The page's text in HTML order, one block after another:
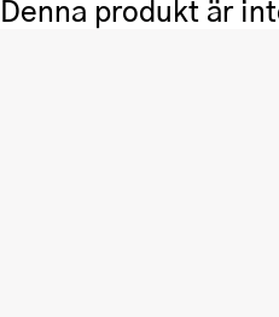
Denna produkt är